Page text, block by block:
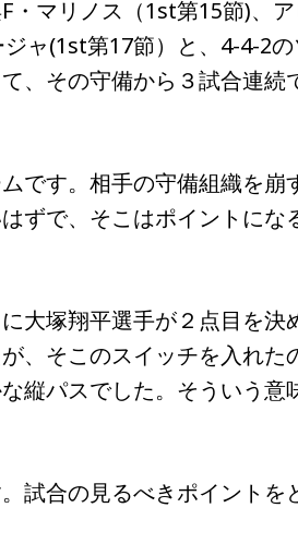
マリノス（1st第15節)、
ャ(1st第17節）と、4-4-2
、その守備から３試合連続
です。相手の守備組織を崩
ずで、そこはポイントにな
大塚翔平選手が２点目を決
、そこのスイッチを入れた
縦パスでした。そういう意
試合の見るべきポイントを